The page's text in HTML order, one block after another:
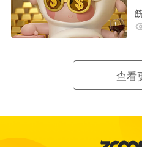
查看